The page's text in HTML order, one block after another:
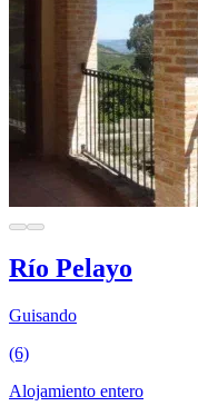
Río Pelayo
Guisando
(6)
Alojamiento entero